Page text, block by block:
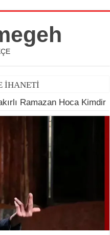
İHANETİ
Ramazan Hoca Kimdir